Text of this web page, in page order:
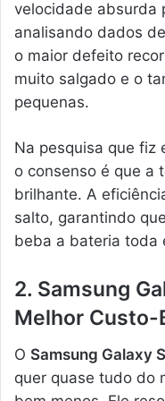
velocidade absurda
analisando dados
o maior defeito
muito salgado e o
pequenas.
Na pesquisa que fiz
o consenso é que a
brilhante. A
salto, garantindo
beba a bateria toda
2. Samsung
Melhor Custo-
O Samsung Galaxy
quer quase tudo do